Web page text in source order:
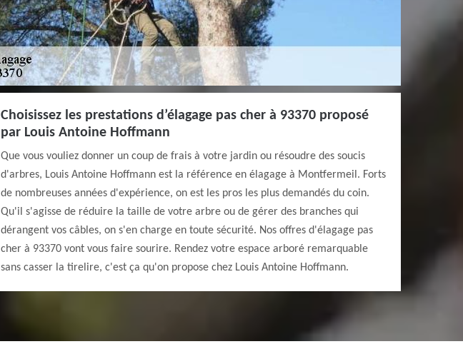
Choisissez les prestations d’élagage pas cher à 93370 proposé
par Louis Antoine Hoffmann
Que vous vouliez donner un coup de frais à votre jardin ou résoudre des soucis
d'arbres, Louis Antoine Hoffmann est la référence en élagage à Montfermeil. Forts
de nombreuses années d'expérience, on est les pros les plus demandés du coin.
Qu'il s'agisse de réduire la taille de votre arbre ou de gérer des branches qui
dérangent vos câbles, on s'en charge en toute sécurité. Nos offres d'élagage pas
cher à 93370 vont vous faire sourire. Rendez votre espace arboré remarquable
sans casser la tirelire, c'est ça qu'on propose chez Louis Antoine Hoffmann.